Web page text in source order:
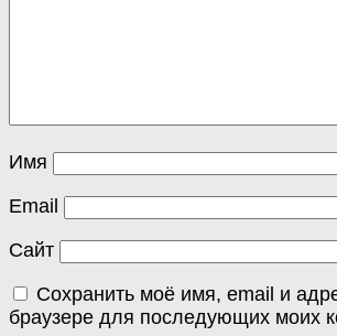
Имя
Email
Сайт
Сохранить моё имя, email и
браузере для последующих моих